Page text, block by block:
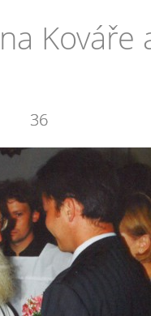
Kováře
36